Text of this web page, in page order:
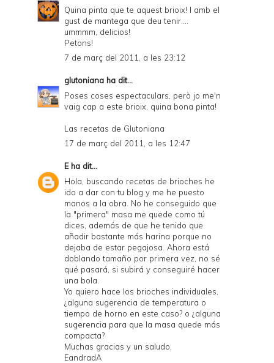
Quina pinta que te aquest brioix! I amb el
gust de mantega que deu tenir....
ummmm, delicios!
Petons!
7 de març del 2011, a les 23:12
glutoniana ha dit...
Poses coses espectaculars, però jo me'n
vaig cap a este brioix, quina bona pinta!
Las recetas de Glutoniana
17 de març del 2011, a les 12:47
Eha dit...
Hola, buscando recetas de brioches he
ido a dar con tu blog y me he puesto
manos a la obra. No he conseguido que
la "primera" masa me quede como tú
dices, además de que he tenido que
añadir bastante más harina porque no
dejaba de estar pegajosa. Ahora está
doblando tamaño por primera vez, no sé
qué pasará, si subirá y conseguiré hacer
una bola.
Yo quiero hace los brioches individuales,
¿alguna sugerencia de temperatura o
tiempo de horno en este caso? o ¿alguna
sugerencia para que la masa quede más
compacta?
Muchas gracias y un saludo,
EandradA